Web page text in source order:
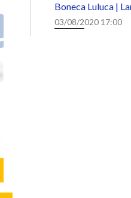
Boneca Luluca |
03/08/2020 17:00